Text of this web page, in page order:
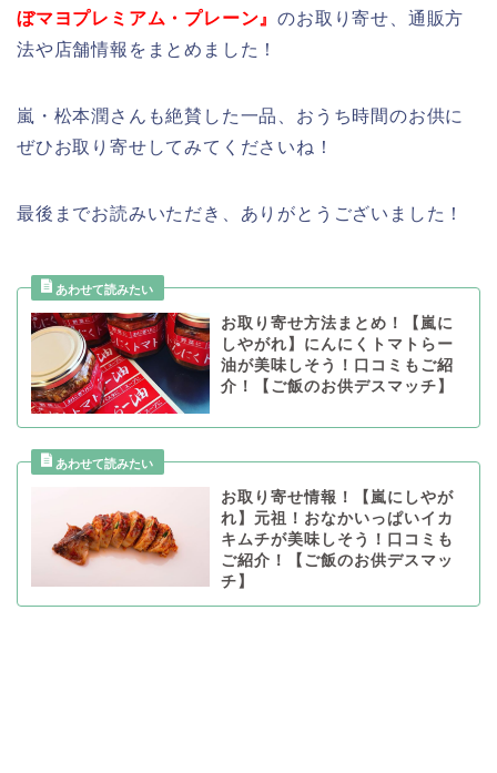
ぼマヨプレミアム・プレーン』のお取り寄せ、通販方
法や店舗情報をまとめました！
嵐・松本潤さんも絶賛した一品、おうち時間のお供に
ぜひお取り寄せしてみてくださいね！
最後までお読みいただき、ありがとうございました！
お取り寄せ方法まとめ！【嵐に
しやがれ】にんにくトマトらー
油が美味しそう！口コミもご紹
介！【ご飯のお供デスマッチ】
お取り寄せ情報！【嵐にしやが
れ】元祖！おなかいっぱいイカ
キムチが美味しそう！口コミも
ご紹介！【ご飯のお供デスマッ
チ】